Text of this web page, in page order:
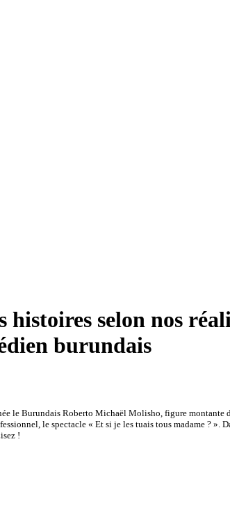
selon nos
burundais
le Burundais Roberto Michaël Molisho, figure montante
le spectacle « Et si je les tuais tous madame ? ».
!